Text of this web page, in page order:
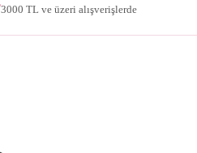
3000 TL ve üzeri alışverişlerde